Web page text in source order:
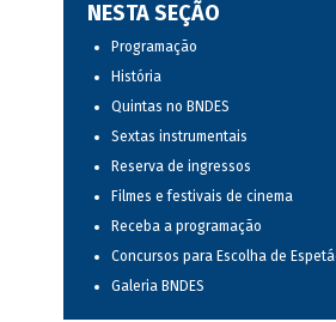
NESTA SEÇÃO
Programação
História
Quintas no BNDES
Sextas instrumentais
Reserva de ingressos
Filmes e festivais de cinema
Receba a programação
Concursos para Escolha de
Galeria BNDES